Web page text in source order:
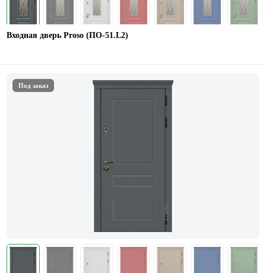
Входная дверь Proso (ПО-51.L2)
Под заказ